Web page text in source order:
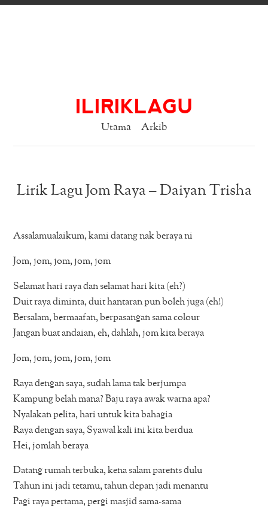
ILIRIKLAGU
Utama Arkib
Lirik Lagu Jom Raya – Daiyan Trisha
Assalamualaikum, kami datang nak beraya ni
Jom, jom, jom, jom, jom
Selamat hari raya dan selamat hari kita (eh?)
Duit raya diminta, duit hantaran pun boleh juga (eh!)
Bersalam, bermaafan, berpasangan sama colour
Jangan buat andaian, eh, dahlah, jom kita beraya
Jom, jom, jom, jom, jom
Raya dengan saya, sudah lama tak berjumpa
Kampung belah mana? Baju raya awak warna apa?
Nyalakan pelita, hari untuk kita bahagia
Raya dengan saya, Syawal kali ini kita berdua
Hei, jomlah beraya
Datang rumah terbuka, kena salam parents dulu
Tahun ini jadi tetamu, tahun depan jadi menantu
Pagi raya pertama, pergi masjid sama-sama